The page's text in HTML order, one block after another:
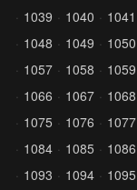
1039
1040 1041
1048
1049 1050
1057
1058 1059
1066
1067 1068
1075
1076 1077
1084
1085 1086
1093
1094 1095